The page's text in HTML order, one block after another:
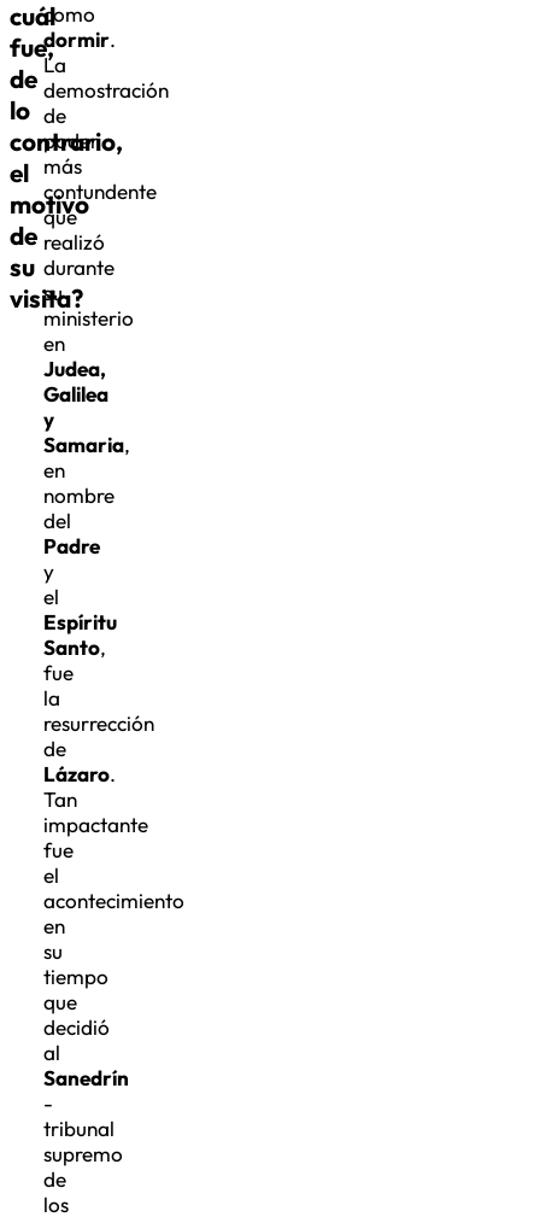
fue,
de
lo
contrario,
el
motivo
de
su
visita?
dormir
La
demostración
de
poder
más
contundente
que
realizó
durante
su
ministerio
en
Judea,
Galilea
y
Samaria
en
nombre
del
Padre
y
el
Espíritu
Santo,
fue
la
resurrección
de
Lázaro
Tan
impactante
fue
el
acontecimiento
en
su
tiempo
que
decidió
al
Sanedrín
-
tribunal
supremo
de
los